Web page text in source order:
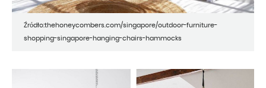
Źródło:thehoneycombers.com/singapore/outdoor-furniture-
shopping-singapore-hanging-chairs-hammocks